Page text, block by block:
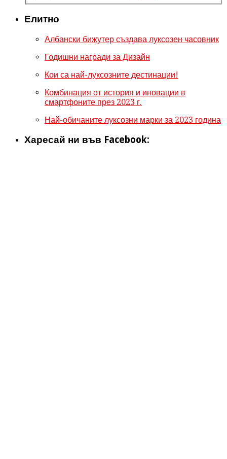
Елитно
Албански бижутер създава луксозен часовник
Годишни награди за Дизайн
Кои са най-луксозните дестинации!
Комбинация от история и иновации в
смартфоните през 2023 г.
Най-обичаните луксозни марки за 2023 година
Харесай ни във Facebook: